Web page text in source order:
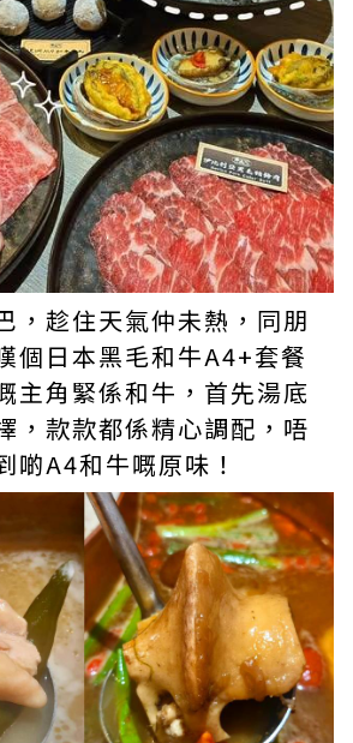
，趁住天氣仲未熱，同朋
個日本黑毛和牛A4+套餐
主角緊係和牛，首先湯底
，款款都係精心調配，唔
啲A4和牛嘅原味！